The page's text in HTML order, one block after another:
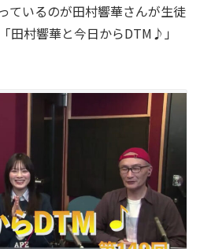
ているのが田村響華さんが生徒
田村響華と今日からDTM♪」